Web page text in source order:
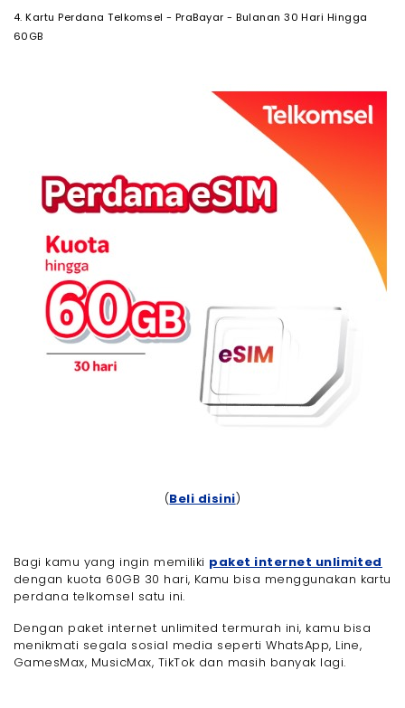
4. Kartu Perdana Telkomsel - PraBayar - Bulanan 30 Hari Hingga
60GB
(Beli disini)
Bagi kamu yang ingin memiliki paket internet unlimited
dengan kuota 60GB 30 hari, Kamu bisa menggunakan kartu
perdana telkomsel satu ini.
Dengan paket internet unlimited termurah ini, kamu bisa
menikmati segala sosial media seperti WhatsApp, Line,
GamesMax, MusicMax, TikTok dan masih banyak lagi.